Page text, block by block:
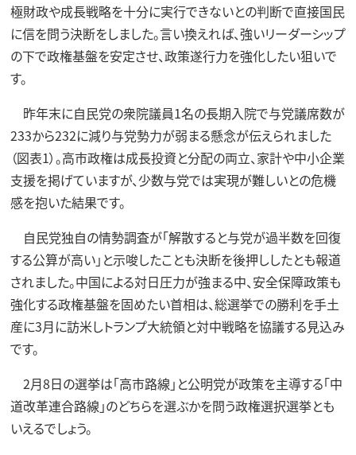
極財政や成長戦略を十分に実行できないとの判断で直接国民
に信を問う決断をしました。言い換えれば、強いリーダーシップ
の下で政権基盤を安定させ、政策遂行力を強化したい狙いで
す。
昨年末に自民党の衆院議員1名の長期入院で与党議席数が
233から232に減り与党勢力が弱まる懸念が伝えられました
（図表1）。高市政権は成長投資と分配の両立、家計や中小企業
支援を掲げていますが、少数与党では実現が難しいとの危機
感を抱いた結果です。
自民党独自の情勢調査が「解散すると与党が過半数を回復
する公算が高い」と示唆したことも決断を後押ししたとも報道
されました。中国による対日圧力が強まる中、安全保障政策も
強化する政権基盤を固めたい首相は、総選挙での勝利を手土
産に3月に訪米しトランプ大統領と対中戦略を協議する見込み
です。
2月8日の選挙は「高市路線」と公明党が政策を主導する「中
道改革連合路線」のどちらを選ぶかを問う政権選択選挙とも
いえるでしょう。